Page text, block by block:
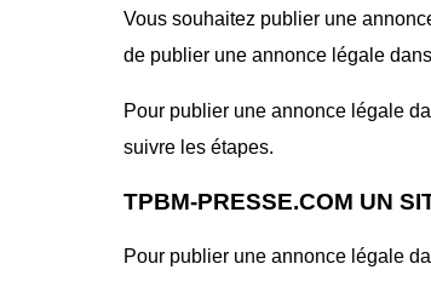
Vous souhaitez publier une
de publier une annonce légale
Pour publier une annonce légale
suivre les étapes.
TPBM-PRESSE.COM UN
Pour publier une annonce légale